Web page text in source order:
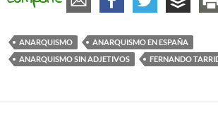
ANARQUISMO
ANARQUISMO EN ESPAÑA
ANARQUISMO SIN ADJETIVOS
FERNANDO